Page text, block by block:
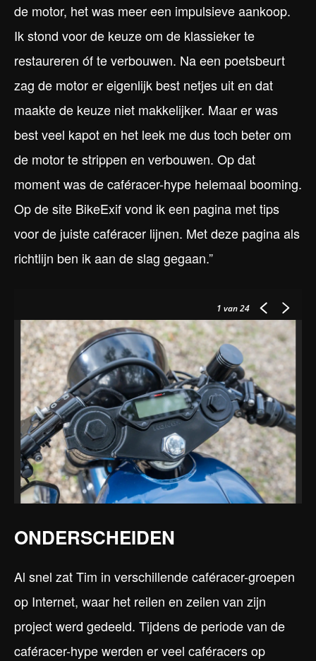
de motor, het was meer een impulsieve aankoop.
Ik stond voor de keuze om de klassieker te
restaureren óf te verbouwen. Na een poetsbeurt
zag de motor er eigenlijk best netjes uit en dat
maakte de keuze niet makkelijker. Maar er was
best veel kapot en het leek me dus toch beter om
de motor te strippen en verbouwen. Op dat
moment was de caféracer-hype helemaal booming.
Op de site BikeExif vond ik een pagina met tips
voor de juiste caféracer lijnen. Met deze pagina als
richtlijn ben ik aan de slag gegaan.”
1 van 24
ONDERSCHEIDEN
Al snel zat Tim in verschillende caféracer-groepen
op Internet, waar het reilen en zeilen van zijn
project werd gedeeld. Tijdens de periode van de
caféracer-hype werden er veel caféracers op